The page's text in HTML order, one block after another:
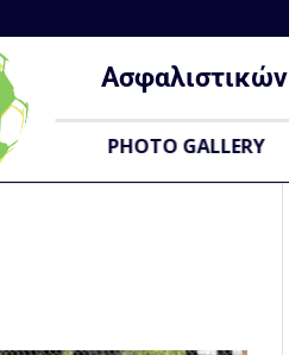
Ασφαλιστικών
PHOTO GALLERY